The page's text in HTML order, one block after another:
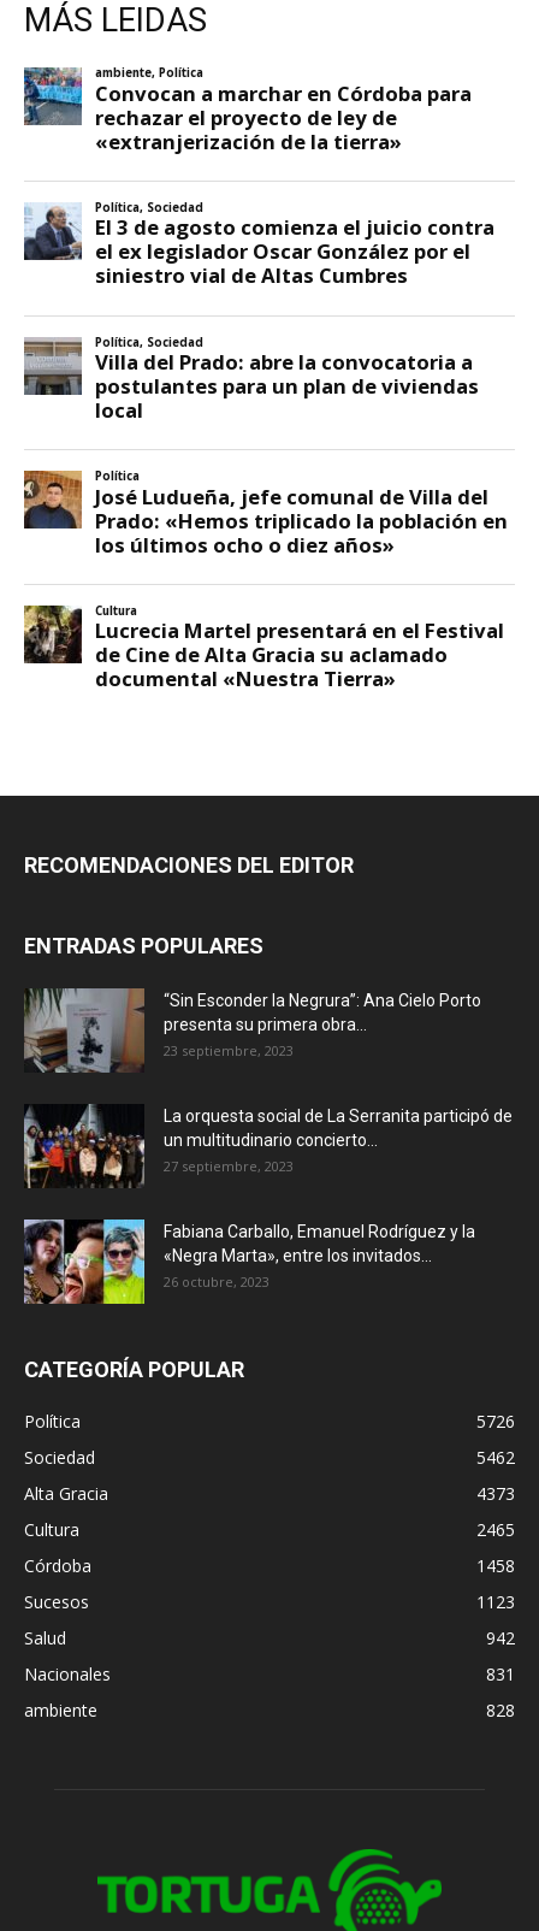
MÁS LEIDAS
RECOMENDACIONES DEL EDITOR
ENTRADAS POPULARES
“Sin Esconder la Negrura”: Ana Cielo Porto
presenta su primera obra...
23 septiembre, 2023
La orquesta social de La Serranita participó de
un multitudinario concierto...
27 septiembre, 2023
Fabiana Carballo, Emanuel Rodríguez y la
«Negra Marta», entre los invitados...
26 octubre, 2023
CATEGORÍA POPULAR
Política
5726
Sociedad
5462
Alta Gracia
4373
Cultura
2465
Córdoba
1458
Sucesos
1123
Salud
942
Nacionales
831
ambiente
828